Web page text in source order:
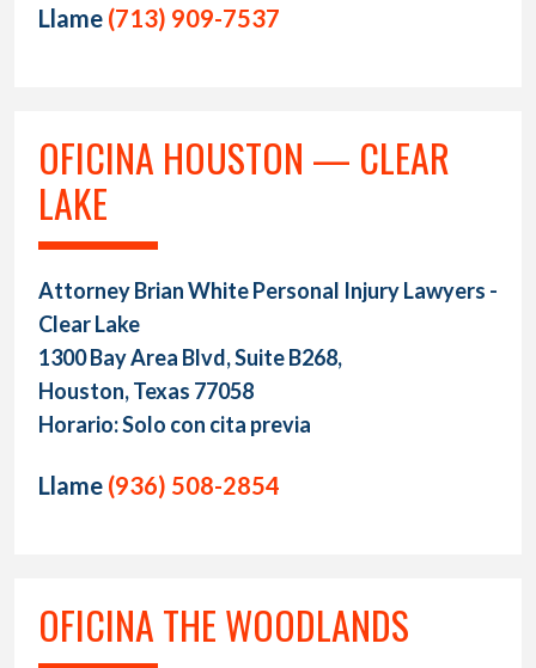
Llame (713) 909-7537
OFICINA HOUSTON — CLEAR
LAKE
Attorney Brian White Personal Injury Lawyers -
Clear Lake
1300 Bay Area Blvd, Suite B268,
Houston, Texas 77058
Horario: Solo con cita previa
Llame (936) 508-2854
OFICINA THE WOODLANDS